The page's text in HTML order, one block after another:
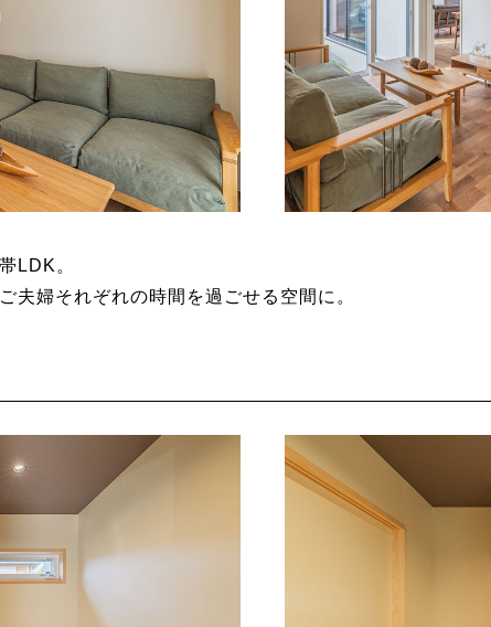
LDK。
夫婦それぞれの時間を過ごせる空間に。